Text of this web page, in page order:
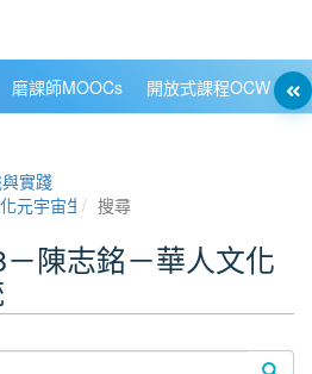
磨課師MOOCs 開放式課程OCW
實踐
元宇宙生態系統
搜尋
陳志銘－華人文化